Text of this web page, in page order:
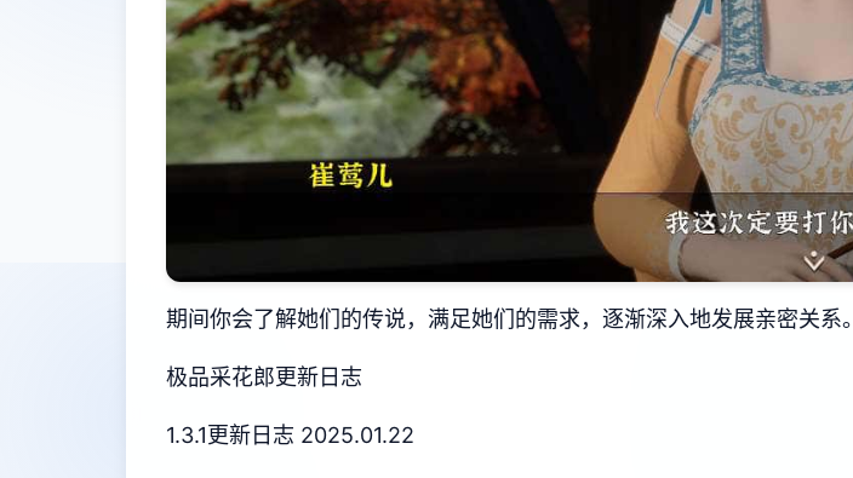
期间你会了解她们的传说，满足她们的需求，逐渐深入地发展亲密关系。
极品采花郎更新日志
1.3.1更新日志 2025.01.22